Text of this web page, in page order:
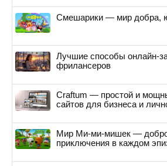
Смешарики — мир добра,
Лучшие способы онлайн-
фрилансеров
Craftum — простой и
сайтов для бизнеса и
Мир Ми-ми-мишек —
приключения в каждом